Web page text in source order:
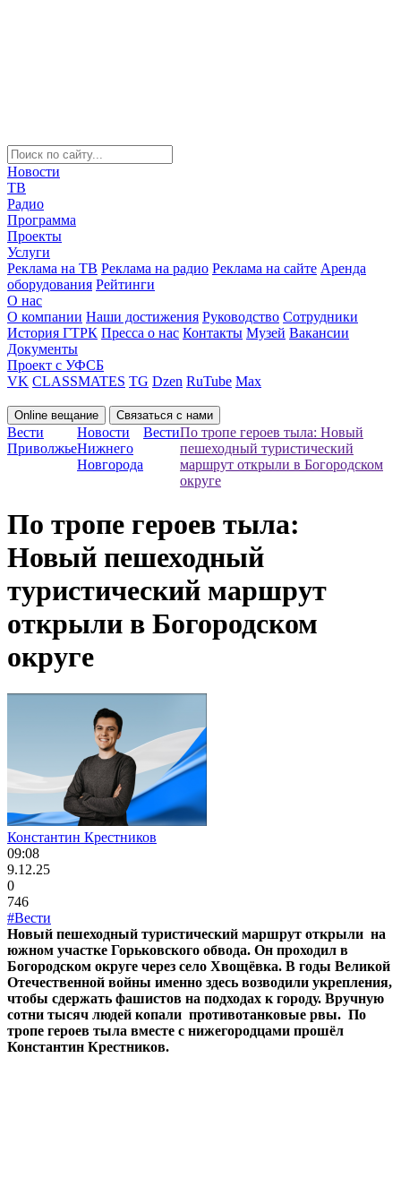
Новости
ТВ
Радио
Программа
Проекты
Услуги
Реклама на ТВ Реклама на радио Реклама на сайте Аренда
оборудования Рейтинги
О нас
О компании Наши достижения Руководство Сотрудники
История ГТРК Пресса о нас Контакты Музей Вакансии
Документы
Проект с УФСБ
VK CLASSMATES TG Dzen RuTube Max
Online вещание Связаться с нами
Вести
Приволжье
Новости
Нижнего
Новгорода
ВестиПо тропе героев тыла: Новый
пешеходный туристический
маршрут открыли в Богородском
округе
По тропе героев тыла:
Новый пешеходный
туристический маршрут
открыли в Богородском
округе
Константин Крестников
09:08
9.12.25
0
746
#Вести
Новый пешеходный туристический маршрут открыли на
южном участке Горьковского обвода. Он проходил в
Богородском округе через село Хвощёвка. В годы Великой
Отечественной войны именно здесь возводили укрепления,
чтобы сдержать фашистов на подходах к городу. Вручную
сотни тысяч людей копали противотанковые рвы. По
тропе героев тыла вместе с нижегородцами прошёл
Константин Крестников.